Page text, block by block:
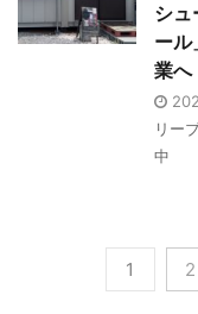
シュ
ール
業へ
リー
中
1 2